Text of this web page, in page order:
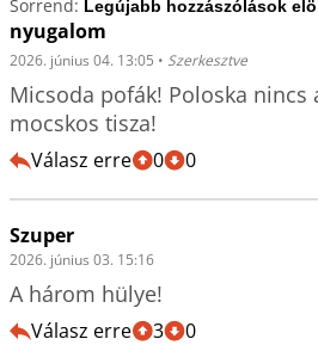
Sorrend:
nyugalom
2026. június 04. 13:05 • Szerkesztve
Micsoda pofák! Poloska
mocskos tisza!
Válasz erre 0 0
Szuper
2026. június 03. 15:16
A három hülye!
Válasz erre 3 0